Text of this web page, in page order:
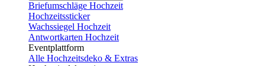
Briefumschläge Hochzeit
Hochzeitssticker
Wachssiegel Hochzeit
Antwortkarten Hochzeit
Eventplattform
Alle Hochzeitsdeko & Extras